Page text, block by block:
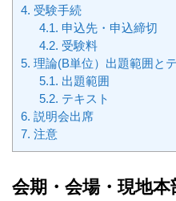
4. 受験手続
4.1. 申込先・申込締切
4.2. 受験料
5. 理論(B単位）出題範囲と
5.1. 出題範囲
5.2. テキスト
6. 説明会出席
7. 注意
会期・会場・現地本